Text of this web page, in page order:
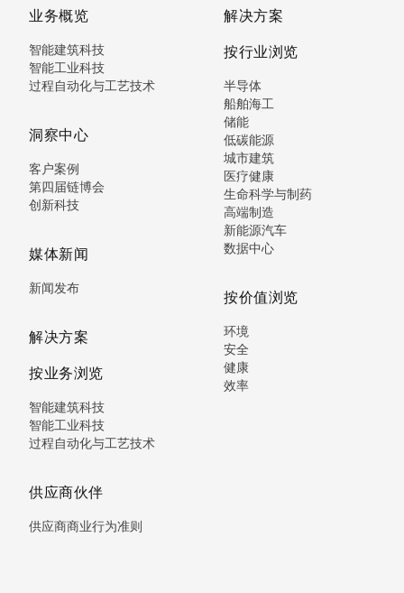
业务概览
智能建筑科技
智能工业科技
过程自动化与工艺技术
洞察中心
客户案例
第四届链博会
创新科技
媒体新闻
新闻发布
解决方案
按业务浏览
智能建筑科技
智能工业科技
过程自动化与工艺技术
供应商伙伴
供应商商业行为准则
解决方案
按行业浏览
半导体
船舶海工
储能
低碳能源
城市建筑
医疗健康
生命科学与制药
高端制造
新能源汽车
数据中心
按价值浏览
环境
安全
健康
效率